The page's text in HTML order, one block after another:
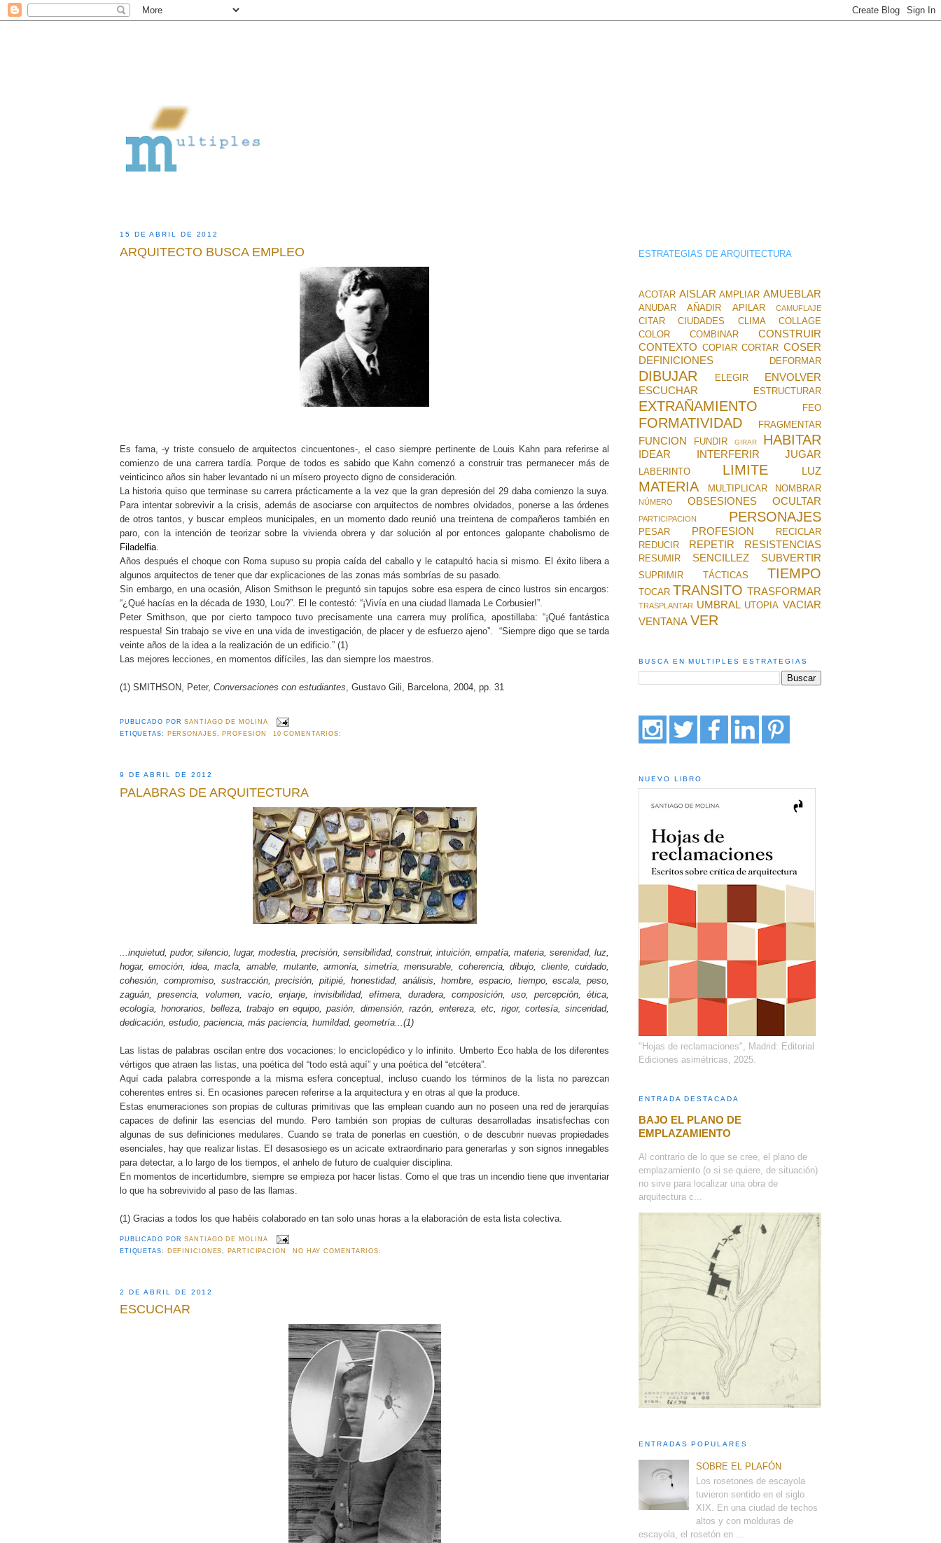
15 DE ABRIL DE 2012
ARQUITECTO BUSCA EMPLEO
Es fama, -y triste consuelo de arquitectos cincuentones-, el caso siempre pertinente de Louis Kahn para referirse al
comienzo de una carrera tardía. Porque de todos es sabido que Kahn comenzó a construir tras permanecer más de
veinticinco años sin haber levantado ni un mísero proyecto digno de consideración.
La historia quiso que terminase su carrera prácticamente a la vez que la gran depresión del 29 daba comienzo la suya.
Para intentar sobrevivir a la crisis, además de asociarse con arquitectos de nombres olvidados, ponerse a las órdenes
de otros tantos, y buscar empleos municipales, en un momento dado reunió una treintena de compañeros también en
paro, con la intención de teorizar sobre la vivienda obrera y dar solución al por entonces galopante chabolismo de
Filadelfia.
Años después el choque con Roma supuso su propia caída del caballo y le catapultó hacia si mismo. El éxito libera a
algunos arquitectos de tener que dar explicaciones de las zonas más sombrías de su pasado.
Sin embargo, en una ocasión, Alison Smithson le preguntó sin tapujos sobre esa espera de cinco lustros sin encargos:
“¿Qué hacías en la década de 1930, Lou?”. El le contestó: “¡Vivía en una ciudad llamada Le Corbusier!”.
Peter Smithson, que por cierto tampoco tuvo precisamente una carrera muy prolífica, apostillaba: “¡Qué fantástica
respuesta! Sin trabajo se vive en una vida de investigación, de placer y de esfuerzo ajeno”.
“Siempre digo que se tarda
veinte años de la idea a la realización de un edificio.” (1)
Las mejores lecciones, en momentos difíciles, las dan siempre los maestros.
(1) SMITHSON, Peter, Conversaciones con estudiantes , Gustavo Gili, Barcelona, 2004, pp. 31
PUBLICADO PORSANTIAGO DE MOLINA
ETIQUETAS:
PERSONAJES, PROFESION 10 COMENTARIOS:
9 DE ABRIL DE 2012
PALABRAS DE ARQUITECTURA
...inquietud, pudor, silencio, lugar, modestia, precisión, sensibilidad, construir, intuición, empatía, materia, serenidad, luz,
hogar, emoción, idea, macla, amable, mutante, armonía, simetría, mensurable, coherencia, dibujo, cliente, cuidado,
cohesión, compromiso, sustracción, precisión, pitipié, honestidad, análisis, hombre, espacio, tiempo, escala, peso,
zaguán, presencia, volumen, vacío, enjarje, invisibilidad, efímera, duradera, composición, uso, percepción, ética,
ecología, honorarios, belleza, trabajo en equipo, pasión, dimensión, razón, entereza, etc, rigor, cortesía, sinceridad,
dedicación, estudio, paciencia, más paciencia, humildad, geometría...(1)
Las listas de palabras oscilan entre dos vocaciones: lo enciclopédico y lo infinito. Umberto Eco habla de los diferentes
vértigos que atraen las listas, una poética del “todo está aquí” y una poética del “etcétera”.
Aquí cada palabra corresponde a la misma esfera conceptual, incluso cuando los términos de la lista no parezcan
coherentes entres si. En ocasiones parecen referirse a la arquitectura y en otras al que la produce.
Estas enumeraciones son propias de culturas primitivas que las emplean cuando aun no poseen una red de jerarquías
capaces de definir las esencias del mundo. Pero también son propias de culturas desarrolladas insatisfechas con
algunas de sus definiciones medulares. Cuando se trata de ponerlas en cuestión, o de descubrir nuevas propiedades
esenciales, hay que realizar listas. El desasosiego es un acicate extraordinario para generarlas y son signos innegables
para detectar, a lo largo de los tiempos, el anhelo de futuro de cualquier disciplina.
En momentos de incertidumbre, siempre se empieza por hacer listas. Como el que tras un incendio tiene que inventariar
lo que ha sobrevivido al paso de las llamas.
(1) Gracias a todos los que habéis colaborado en tan solo unas horas a la elaboración de esta lista colectiva.
PUBLICADO PORSANTIAGO DE MOLINA
ETIQUETAS:
DEFINICIONES, PARTICIPACION NO HAY COMENTARIOS:
2 DE ABRIL DE 2012
ESCUCHAR
ESTRATEGIAS DE ARQUITECTURA
ACOTAR AISLAR AMPLIAR AMUEBLAR
ANUDAR AÑADIR APILAR CAMUFLAJE
CITAR CIUDADES CLIMA
COLLAGE
COLOR
COMBINAR
CONSTRUIR
CONTEXTO COPIAR CORTAR COSER
DEFINICIONES
DEFORMAR
DIBUJAR ELEGIR
ENVOLVER
ESCUCHAR
ESTRUCTURAR
EXTRAÑAMIENTO FEO
FORMATIVIDAD FRAGMENTAR
FUNCION FUNDIR GIRAR HABITAR
IDEAR INTERFERIR JUGAR
LABERINTO LIMITE LUZ
MATERIA MULTIPLICAR NOMBRAR
NÚMERO OBSESIONES OCULTAR
PARTICIPACION PERSONAJES
PESAR PROFESION
RECICLAR
REDUCIR
REPETIR RESISTENCIAS
RESUMIR SENCILLEZ SUBVERTIR
SUPRIMIR TÁCTICAS TIEMPO
TOCAR TRANSITO TRASFORMAR
TRASPLANTAR UMBRAL UTOPIA VACIAR
VENTANA VER
BUSCA EN MULTIPLES ESTRATEGIAS
NUEVO LIBRO
"Hojas de reclamaciones", Madrid: Editorial
Ediciones asimétricas, 2025.
ENTRADA DESTACADA
BAJO EL PLANO DE
EMPLAZAMIENTO
Al contrario de lo que se cree, el plano de
emplazamiento (o si se quiere, de situación)
no sirve para localizar una obra de
arquitectura c...
ENTRADAS POPULARES
SOBRE EL PLAFÓN
Los rosetones de escayola
tuvieron sentido en el siglo
XIX. En una ciudad de techos
altos y con molduras de
escayola, el rosetón en ...